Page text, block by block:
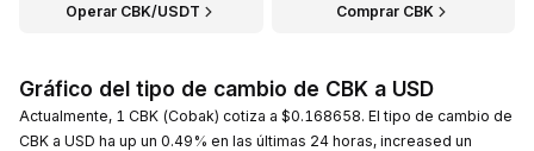
Operar CBK/USDT Comprar CBK
Gráfico del tipo de cambio de CBK a USD
Actualmente, 1 CBK (Cobak) cotiza a $0.168658. El tipo de cambio de
CBK a USD ha up un 0.49% en las últimas 24 horas, increased un